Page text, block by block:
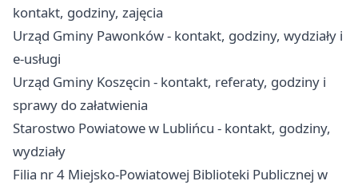
kontakt, godziny, zajęcia
Urząd Gminy Pawonków - kontakt, godziny, wydziały i
e-usługi
Urząd Gminy Koszęcin - kontakt, referaty, godziny i
sprawy do załatwienia
Starostwo Powiatowe w Lublińcu - kontakt, godziny,
wydziały
Filia nr 4 Miejsko-Powiatowej Biblioteki Publicznej w